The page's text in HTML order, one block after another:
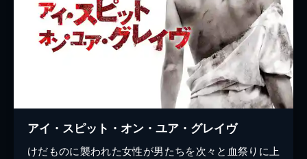
アイ・スピット・オン・ユア・グレイヴ
けだものに襲われた女性が男たちを次々と血祭りに上